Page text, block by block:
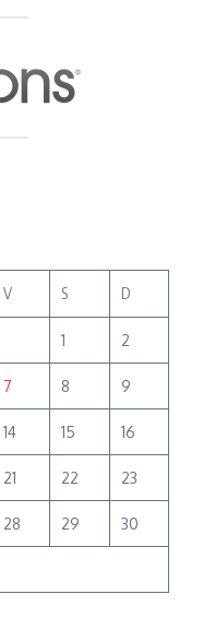
V S D
1 2
7 8 9
14 15 16
21 22 23
28 29 30